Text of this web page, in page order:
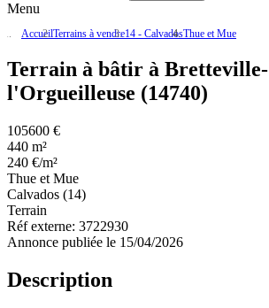
Menu
AccueilTerrains à vendre14 - CalvadosThue et Mue
Terrain à bâtir à Bretteville-
l'Orgueilleuse (14740)
105600 €
440 m²
240 €/m²
Thue et Mue
Calvados (14)
Terrain
Réf externe: 3722930
Annonce publiée le 15/04/2026
Description